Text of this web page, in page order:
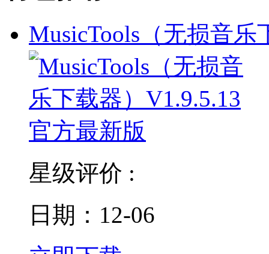
MusicTools（无损音乐
星级评价 :
日期：12-06